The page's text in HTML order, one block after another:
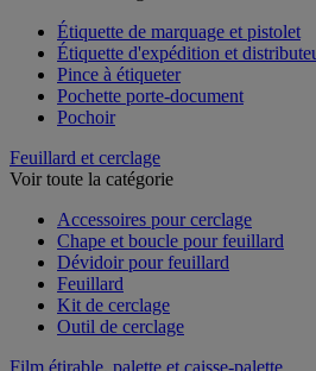
Étiquette de marquage et pistolet
Étiquette d'expédition et distributeur
Pince à étiqueter
Pochette porte-document
Feuillard et cerclage
Accessoires pour cerclage
Chape et boucle pour feuillard
Dévidoir pour feuillard
Feuillard
Kit de cerclage